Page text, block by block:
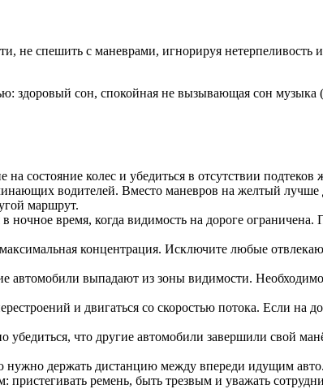
не спешить с маневрами, игнорируя нетерпеливость
здоровый сон, спокойная не вызывающая сон
состояние колес и убедиться в отсутствии подтеков
водителей. Вместо маневров на желтый лучше
маршрут.
время, когда видимость на дороге
концентрация. Исключите любые
автомобили выпадают из зоны видимости.
и двигаться со скоростью потока. Если на
что другие автомобили завершили свой
держать дистанцию между впереди идущим
ремень, быть трезвым и уважать